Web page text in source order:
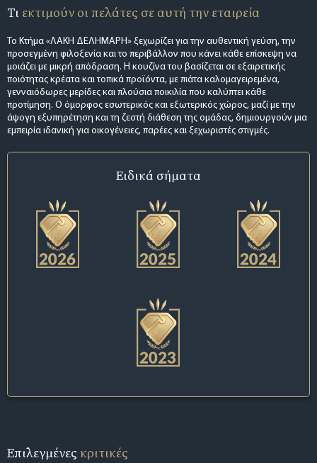
Τι εκτιμούν οι πελάτες σε αυτή την εταιρεία
Το Κτήμα «ΛΑΚΗ ΔΕΛΗΜΑΡΗ» ξεχωρίζει για την αυθεντική γεύση, την
προσεγμένη φιλοξενία και το περιβάλλον που κάνει κάθε επίσκεψη να
μοιάζει με μικρή απόδραση. Η κουζίνα του βασίζεται σε εξαιρετικής
ποιότητας κρέατα και τοπικά προϊόντα, με πιάτα καλομαγειρεμένα,
γενναιόδωρες μερίδες και πλούσια ποικιλία που καλύπτει κάθε
προτίμηση. Ο όμορφος εσωτερικός και εξωτερικός χώρος, μαζί με την
άψογη εξυπηρέτηση και τη ζεστή διάθεση της ομάδας, δημιουργούν μια
εμπειρία ιδανική για οικογένειες, παρέες και ξεχωριστές στιγμές.
Ειδικά σήματα
Επιλεγμένεςκριτικές